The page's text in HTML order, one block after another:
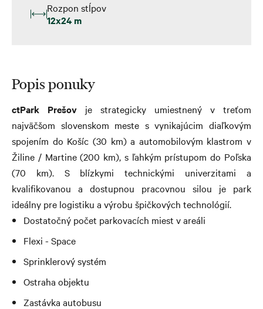
Rozpon stĺpov
12x24 m
Popis ponuky
ctPark Prešov je strategicky umiestnený v treťom
najväčšom slovenskom meste s vynikajúcim diaľkovým
spojením do Košíc (30 km) a automobilovým klastrom v
Žiline / Martine (200 km), s ľahkým prístupom do Poľska
(70 km). S blízkymi technickými univerzitami a
kvalifikovanou a dostupnou pracovnou silou je park
ideálny pre logistiku a výrobu špičkových technológií.
Dostatočný počet parkovacích miest v areáli
Flexi - Space
Sprinklerový systém
Ostraha objektu
Zastávka autobusu